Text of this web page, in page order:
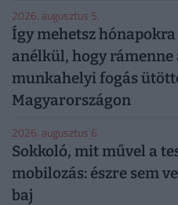
2026. augusztus 5.
Így mehetsz
anélkül, hogy rámenne
munkahelyi fogás
Magyarországon
2026. augusztus 6.
Sokkoló, mit művel a
mobilozás: észre sem
baj